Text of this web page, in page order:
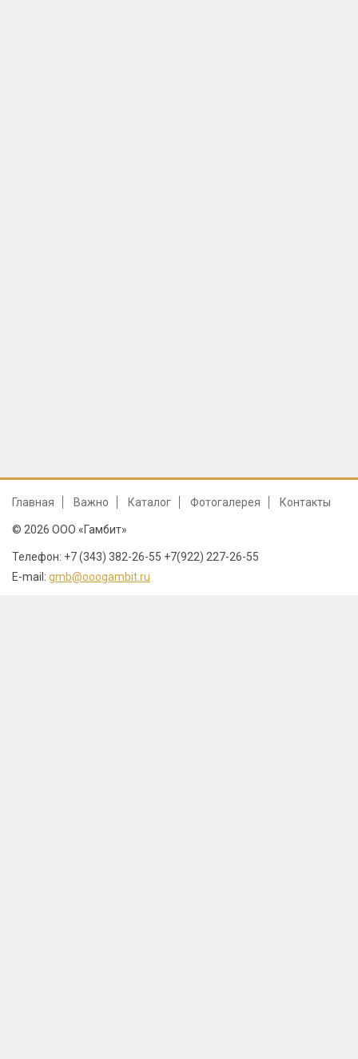
Главная Важно Каталог Фотогалерея Контакты
© 2026 ООО «Гамбит»
Телефон: +7 (343) 382-26-55 +7(922) 227-26-55
E-mail: gmb@ooogambit.ru